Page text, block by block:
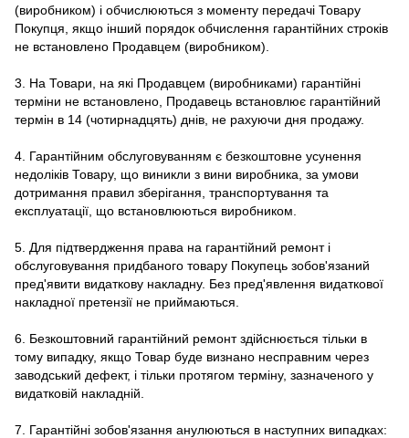
(виробником) і обчислюються з моменту передачі Товару
Покупця, якщо інший порядок обчислення гарантійних строків
не встановлено Продавцем (виробником).
3. На Товари, на які Продавцем (виробниками) гарантійні
терміни не встановлено, Продавець встановлює гарантійний
термін в 14 (чотирнадцять) днів, не рахуючи дня продажу.
4. Гарантійним обслуговуванням є безкоштовне усунення
недоліків Товару, що виникли з вини виробника, за умови
дотримання правил зберігання, транспортування та
експлуатації, що встановлюються виробником.
5. Для підтвердження права на гарантійний ремонт і
обслуговування придбаного товару Покупець зобов'язаний
пред'явити видаткову накладну. Без пред'явлення видаткової
накладної претензії не приймаються.
6. Безкоштовний гарантійний ремонт здійснюється тільки в
тому випадку, якщо Товар буде визнано несправним через
заводський дефект, і тільки протягом терміну, зазначеного у
видатковій накладній.
7. Гарантійні зобов'язання анулюються в наступних випадках: